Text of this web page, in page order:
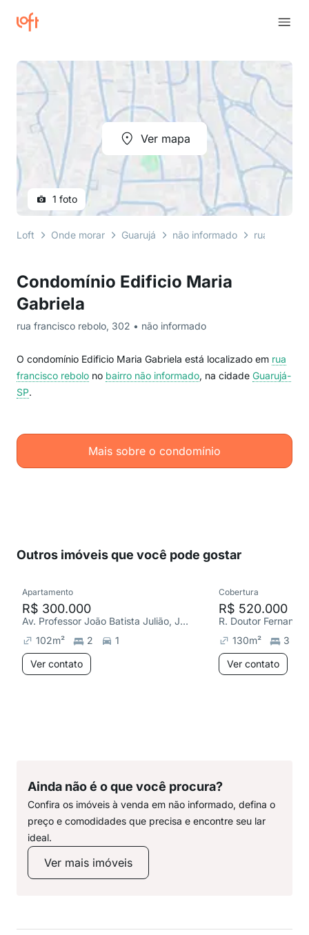
Condomínio Edificio Maria
Gabriela
rua francisco rebolo, 302 • não informado
O condomínio Edificio Maria Gabriela está localizado em rua
francisco rebolo no bairro não informado, na cidade Guarujá-
SP.
Mais sobre o condomínio
Ver mapa
1 foto
Loft Onde morar Guarujá não informado rua
Outros imóveis que você pode gostar
Apartamento
R$ 300.000
Av. Professor João Batista Julião, Jardim Virgínia
102m² 2
1
Ver contato
Cobertura
R$ 520.000
130m²
3
Ver contato
Ainda não é o que você procura?
Confira os imóveis à venda em não informado, defina o
preço e comodidades que precisa e encontre seu lar
ideal.
Ver mais imóveis